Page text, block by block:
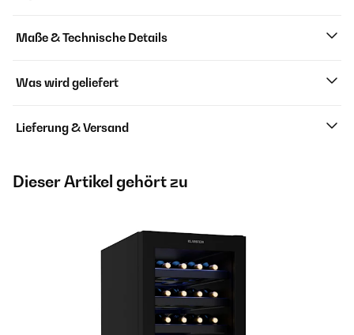
Maße & Technische Details
Was wird geliefert
Lieferung & Versand
Dieser Artikel gehört zu